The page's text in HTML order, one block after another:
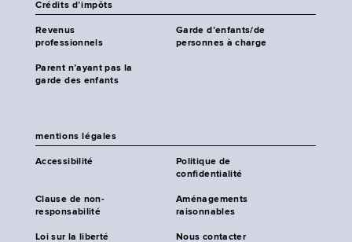
Crédits d’impôts
Revenus
professionnels
Garde d’enfants/de
personnes à charge
Parent n’ayant pas la
garde des enfants
mentions légales
Accessibilité
Politique de
confidentialité
Clause de non-
responsabilité
Aménagements
raisonnables
Loi sur la liberté
Nous contacter